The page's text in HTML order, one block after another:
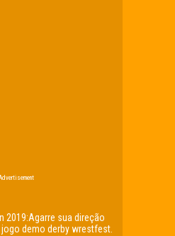
2019:Agarre sua direção
demo derby wrestfest.